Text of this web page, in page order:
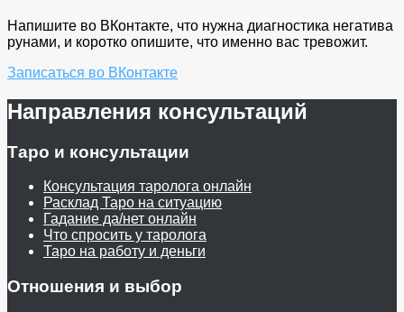
Напишите во ВКонтакте, что нужна диагностика негатива
рунами, и коротко опишите, что именно вас тревожит.
Записаться во ВКонтакте
Направления консультаций
Таро и консультации
Консультация таролога онлайн
Расклад Таро на ситуацию
Гадание да/нет онлайн
Что спросить у таролога
Таро на работу и деньги
Отношения и выбор